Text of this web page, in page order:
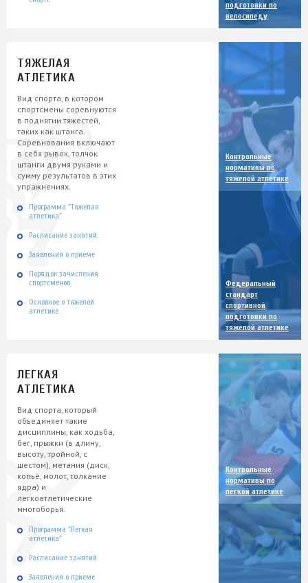
подготовки по
велосипеду
ТЯЖЕЛАЯ
АТЛЕТИКА
Вид спорта, в котором
спортсмены соревнуются
в поднятии тяжестей,
таких как штанга.
Соревнования включают
в себя рывок, толчок
штанги двумя руками и
сумму результатов в этих
упражнениях.
Программа "Тяжелая
атлетика"
Расписание занятий
Заявления о приеме
Порядок зачисления
спортсменов
Основное о тяжелой
атлетике
Контрольные
нормативы по
тяжелой атлетике
Федеральный
стандарт
спортивной
подготовки по
тяжелой атлетике
ЛЕГКАЯ
АТЛЕТИКА
Вид спорта, который
объединяет такие
дисциплины, как ходьба,
бег, прыжки (в длину,
высоту, тройной, с
шестом), метания (диск,
копьё, молот, толкание
ядра) и
легкоатлетические
многоборья.
Программа "Легкая
атлетика"
Расписание занятий
Заявления о приеме
Контрольные
нормативы по
легкой атлетике